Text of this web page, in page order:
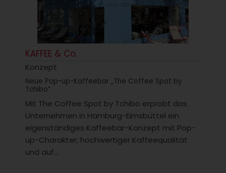
KAFFEE & Co.
Konzept
Neue Pop-up-Kaffeebar „The Coffee Spot by
Tchibo“
Mit The Coffee Spot by Tchibo erprobt das
Unternehmen in Hamburg-Eimsbüttel ein
eigenständiges Kaffeebar-Konzept mit Pop-
up-Charakter, hochwertiger Kaffeequalität
und auf...